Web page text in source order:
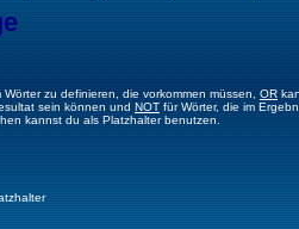
zu definieren, die vorkommen müssen, OR
sein können und NOT für Wörter, die im
kannst du als Platzhalter benutzen.